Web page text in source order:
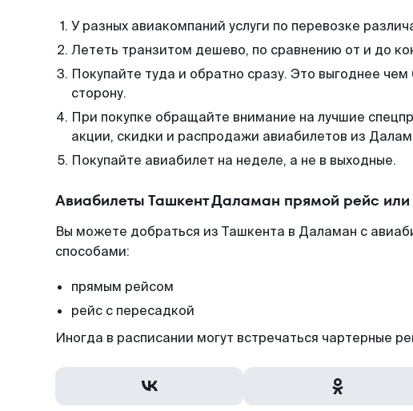
У разных авиакомпаний услуги по перевозке
Лететь транзитом дешево, по сравнению от и до
Покупайте туда и обратно сразу. Это выгоднее
сторону.
При покупке обращайте внимание на лучшие
акции, скидки и распродажи авиабилетов из
Покупайте авиабилет на неделе, а не в выходные.
Авиабилеты Ташкент Даламан прямой рейс
Вы можете добраться из Ташкента в Даламан с
способами:
прямым рейсом
рейс с пересадкой
Иногда в расписании могут встречаться чартерные